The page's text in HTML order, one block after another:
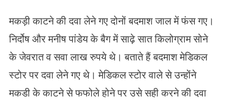
मकड़ी काटने की दवा लेने गए दोनों बदमाश जाल में फंस गए।
निर्दोष और मनीष पांडेय के बैग में साढ़े सात किलोग्राम सोने
के जेवरात व सवा लाख रुपये थे। बताते हैं बदमाश मेडिकल
स्टोर पर दवा लेने गए थे। मेडिकल स्टोर वाले से उन्होंने
मकडी के काटने से फफोले होने पर उसे सही करने की दवा